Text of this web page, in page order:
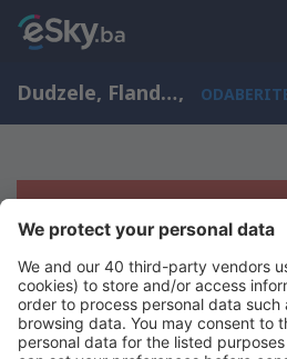
Dudzele, Flanders, Belgija,
Žao nam je, ne
rezultate
Pokušajte još jednom kad izaberete